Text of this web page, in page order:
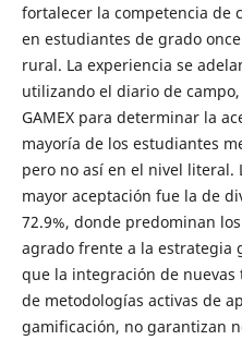
fortalecer la competencia de
en estudiantes de grado
rural. La experiencia se
utilizando el diario de
GAMEX para determinar la
mayoría de los estudiantes
pero no así en el nivel literal.
mayor aceptación fue la de
72.9%, donde predominan
agrado frente a la estrategia
que la integración de nuevas
de metodologías activas de
gamificación, no garantizan